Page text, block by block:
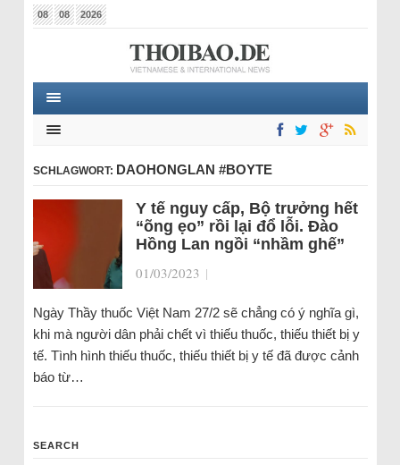
08 08 2026
SCHLAGWORT: DAOHONGLAN #BOYTE
Y tế nguy cấp, Bộ trưởng hết
“õng ẹo” rồi lại đổ lỗi. Đào
Hồng Lan ngồi “nhầm ghế”
01/03/2023 |
Ngày Thầy thuốc Việt Nam 27/2 sẽ chẳng có ý nghĩa gì,
khi mà người dân phải chết vì thiếu thuốc, thiếu thiết bị y
tế. Tình hình thiếu thuốc, thiếu thiết bị y tế đã được cảnh
báo từ…
SEARCH